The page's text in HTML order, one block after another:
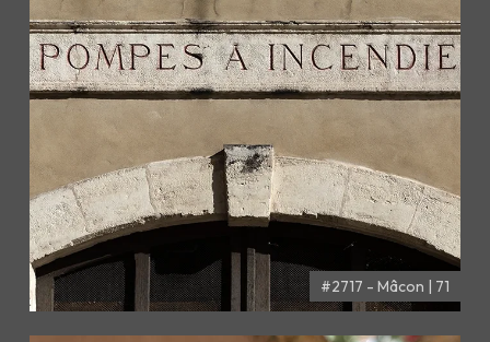
#2717 - Mâcon | 71